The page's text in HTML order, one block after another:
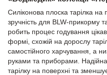
Силіконова плоска тарілка
зручність для BLW-прикорму
робить процес годування
формі, схожій на дорослу
самостійного харчування, а
руками та приборами.
тарілку на поверхні та